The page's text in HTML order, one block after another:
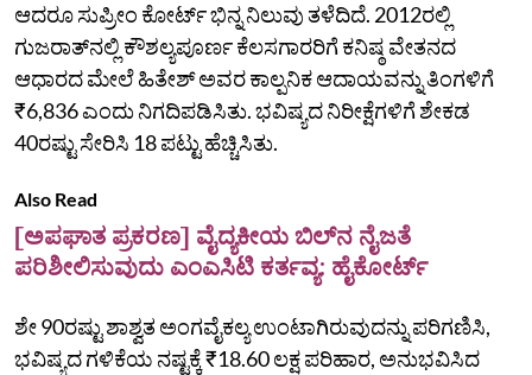
ಆದರೂ ಸುಪ್ರೀಂ ಕೋರ್ಟ್‌ ಭಿನ್ನ ನಿಲುವು ತಳೆದಿದೆ. 2012ರಲ್ಲಿ
ಗುಜರಾತ್‌ನಲ್ಲಿ ಕೌಶಲ್ಯಪೂರ್ಣ ಕೆಲಸಗಾರರಿಗೆ ಕನಿಷ್ಠ ವೇತನದ
ಆಧಾರದ ಮೇಲೆ ಹಿತೇಶ್ ಅವರ ಕಾಲ್ಪನಿಕ ಆದಾಯವನ್ನು ತಿಂಗಳಿಗೆ
₹6,836 ಎಂದು ನಿಗದಿಪಡಿಸಿತು. ಭವಿಷ್ಯದ ನಿರೀಕ್ಷೆಗಳಿಗೆ ಶೇಕಡ
40ರಷ್ಟು ಸೇರಿಸಿ 18 ಪಟ್ಟು ಹೆಚ್ಚಿಸಿತು.
Also Read
[ಅಪಘಾತ ಪ್ರಕರಣ] ವೈದ್ಯಕೀಯ ಬಿಲ್‌ನ ನೈಜತೆ
ಪರಿಶೀಲಿಸುವುದು ಎಂಎಸಿಟಿ ಕರ್ತವ್ಯ: ಹೈಕೋರ್ಟ್‌
ಶೇ 90ರಷ್ಟು ಶಾಶ್ವತ ಅಂಗವೈಕಲ್ಯ ಉಂಟಾಗಿರುವುದನ್ನು ಪರಿಗಣಿಸಿ,
ಭವಿಷ್ಯದ ಗಳಿಕೆಯ ನಷ್ಟಕ್ಕೆ ₹18.60 ಲಕ್ಷ ಪರಿಹಾರ, ಅನುಭವಿಸಿದ